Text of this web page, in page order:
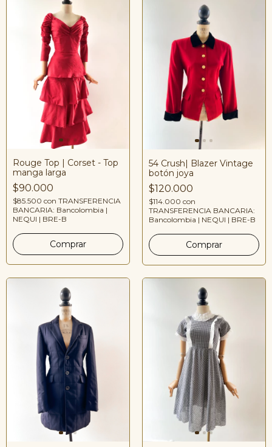
Rouge Top | Corset - Top
manga larga
$90.000
$85.500 con TRANSFERENCIA
BANCARIA: Bancolombia |
NEQUI | BRE-B
54 Crush| Blazer Vintage
botón joya
$120.000
$114.000 con
TRANSFERENCIA BANCARIA:
Bancolombia | NEQUI | BRE-B